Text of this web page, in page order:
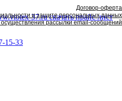
37.ruскачать прайс-лист
15-33
Договор-оферта
и защите персональных данных
осуществления рассылки email-сообщений